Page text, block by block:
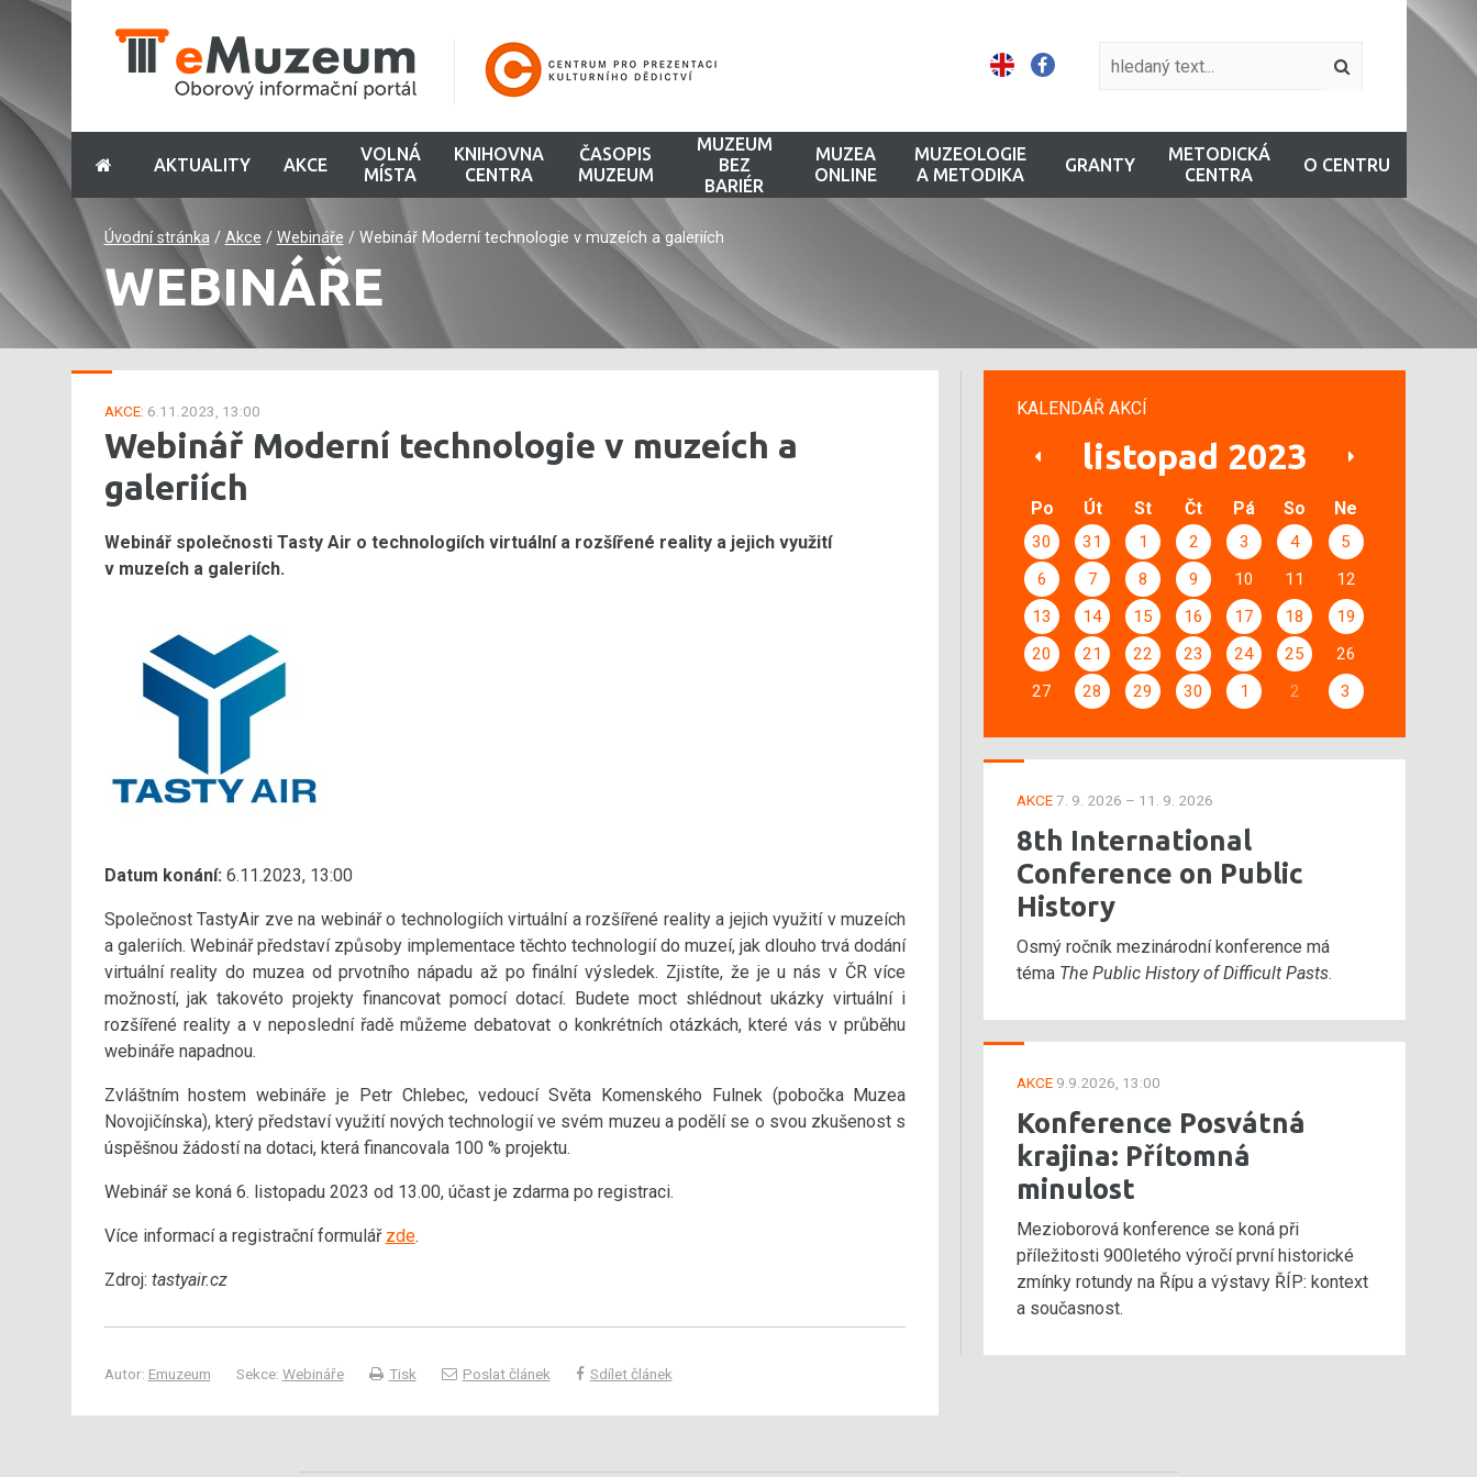
AKTUALITY AKCE
VOLNÁ
MÍSTA
KNIHOVNA
CENTRA
ČASOPIS
MUZEUM
MUZEUM
BEZ
BARIÉR
MUZEA
ONLINE
MUZEOLOGIE
A METODIKA
GRANTY
METODICKÁ
CENTRA
O CENTRU
Úvodní stránka/ Akce / Webináře / Webinář Moderní technologie v muzeích a galeriích
WEBINÁŘE
AKCE: 6.11.2023, 13:00
Webinář Moderní technologie v muzeích a
galeriích
Webinář společnosti Tasty Air o technologiích virtuální a rozšířené reality a jejich využití
v muzeích a galeriích.
Datum konání: 6.11.2023, 13:00
Společnost TastyAir zve na webinář o technologiích virtuální a rozšířené reality a jejich využití v muzeích
a galeriích. Webinář představí způsoby implementace těchto technologií do muzeí, jak dlouho trvá dodání
virtuální reality do muzea od prvotního nápadu až po finální výsledek. Zjistíte, že je u nás v ČR více
možností, jak takovéto projekty financovat pomocí dotací. Budete moct shlédnout ukázky virtuální i
rozšířené reality a v neposlední řadě můžeme debatovat o konkrétních otázkách, které vás v průběhu
webináře napadnou.
Zvláštním hostem webináře je Petr Chlebec, vedoucí Světa Komenského Fulnek (pobočka Muzea
Novojičínska), který představí využití nových technologií ve svém muzeu a podělí se o svou zkušenost s
úspěšnou žádostí na dotaci, která financovala 100 % projektu.
Webinář se koná 6. listopadu 2023 od 13.00, účast je zdarma po registraci.
Více informací a registrační formulář zde.
Zdroj: tastyair.cz
Autor: Emuzeum Sekce: Webináře Tisk Poslat článek Sdílet článek
KALENDÁŘ AKCÍ
listopad 2023
Po Út St Čt Pá So Ne
30 31 1 2 3 4
5
6
7 8 9 10 11
12
13
14 15 16 17 18
19
20
21 22 23 24 25
26
27
28 29 30 1 2 3
AKCE7. 9. 2026 – 11. 9. 2026
8th International
Conference on Public
History
Osmý ročník mezinárodní konference má
téma The Public History of Difficult Pasts.
AKCE 9.9.2026, 13:00
Konference Posvátná
krajina: Přítomná
minulost
Mezioborová konference se koná při
příležitosti 900letého výročí první historické
zmínky rotundy na Řípu a výstavy ŘÍP: kontext
a současnost.